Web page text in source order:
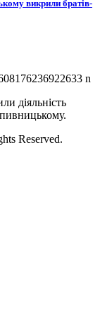
викрили братів-
діяльність
Reserved.